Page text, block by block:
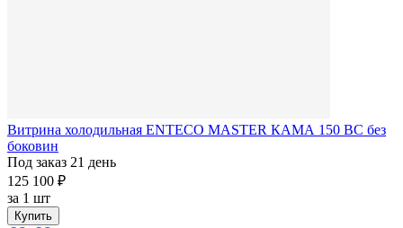
Витрина холодильная ENTECO MASTER КАМА 150 ВС без
боковин
Под заказ 21 день
125 100 ₽
за 1 шт
Купить